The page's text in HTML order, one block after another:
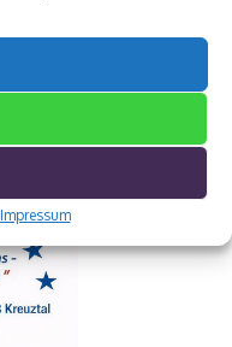
Impressum